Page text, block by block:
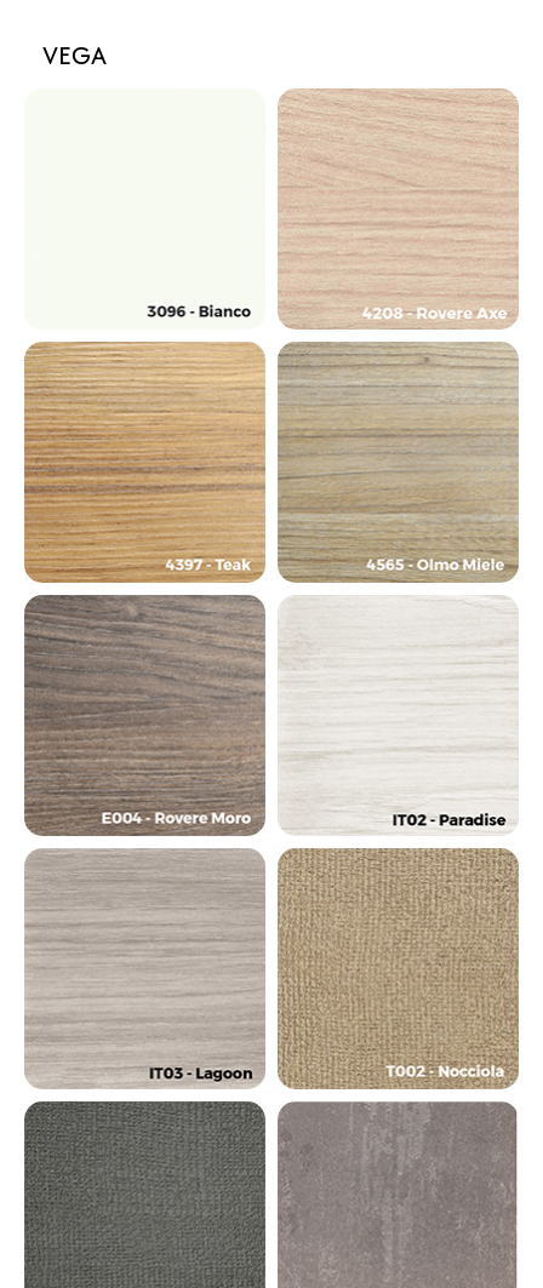
VEGA
ПОЛУЧИТЕ УСЛОВИЯ
ПРИОБРЕТЕНИЯ
ОБОРУДОВАНИЯ LEMI
Получить условия покупки
Оформите заявку на сайте и получите
индивидуальный расчет стоимости, подбор
оборудования, возможности персонализации
для вашего спа-центра, клиники или салона
красоты.